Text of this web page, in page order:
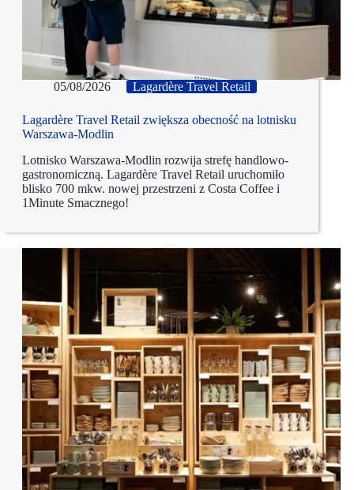
05/08/2026 Lagardère Travel Retail
Lagardère Travel Retail zwiększa obecność na lotnisku
Warszawa-Modlin
Lotnisko Warszawa-Modlin rozwija strefę handlowo-
gastronomiczną. Lagardère Travel Retail uruchomiło
blisko 700 mkw. nowej przestrzeni z Costa Coffee i
1Minute Smacznego!